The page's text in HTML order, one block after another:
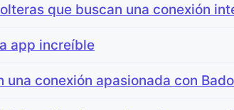
que buscan una conexión
app increíble
conexión apasionada con